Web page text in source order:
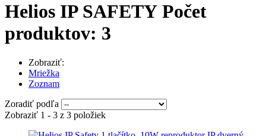
Helios IP SAFETY Počet
produktov: 3
Zobraziť:
Mriežka
Zoznam
Zoradiť podľa
Zobraziť 1 - 3 z 3 položiek